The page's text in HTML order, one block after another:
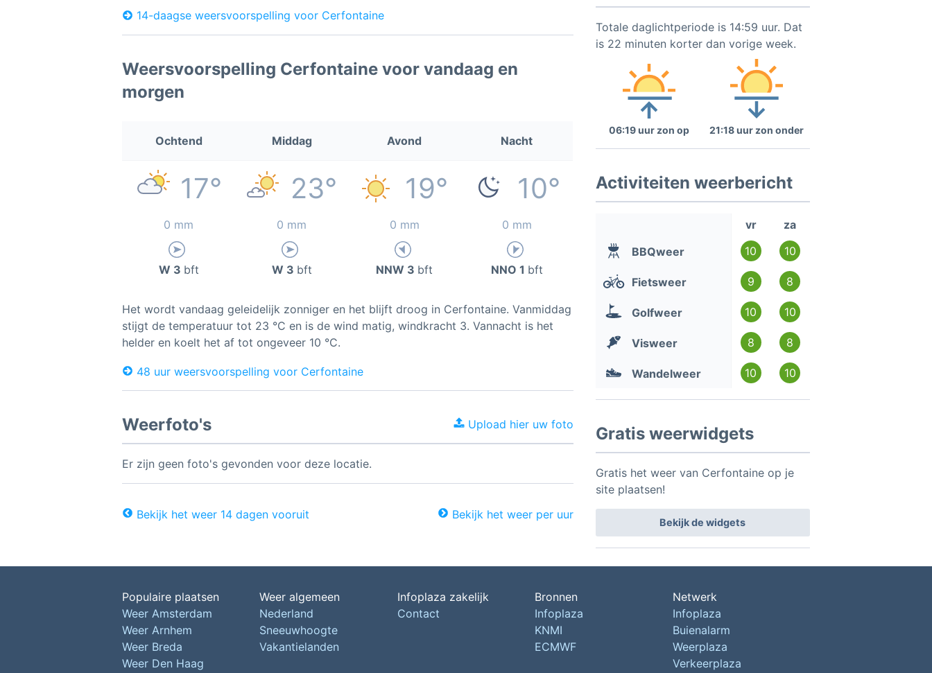
14-daagse weersvoorspelling voor Cerfontaine
Weersvoorspelling Cerfontaine voor vandaag en
morgen
Ochtend Middag Avond Nacht
17° 23° 19° 10°
0 mm 0 mm 0 mm 0 mm
W 3 bft W 3 bft NNW 3 bft NNO 1 bft
Het wordt vandaag geleidelijk zonniger en het blijft droog in Cerfontaine. Vanmiddag
stijgt de temperatuur tot 23 °C en is de wind matig, windkracht 3. Vannacht is het
helder en koelt het af tot ongeveer 10 °C.
48 uur weersvoorspelling voor Cerfontaine
Weerfoto's Upload hier uw foto
Er zijn geen foto's gevonden voor deze locatie.
Bekijk het weer 14 dagen vooruit Bekijk het weer per uur
Totale daglichtperiode is 14:59 uur. Dat
is 22 minuten korter dan vorige week.
06:19 uur zon op 21:18 uur zon onder
Activiteiten weerbericht
vr
za
BBQweer
10 10
Fietsweer 9 8
Golfweer 10 10
Visweer 8 8
Wandelweer 10 10
Gratis weerwidgets
Gratis het weer van Cerfontaine op je
site plaatsen!
Bekijk de widgets
Populaire plaatsen
Weer Amsterdam
Weer Arnhem
Weer Breda
Weer Den Haag
Weer algemeen
Nederland
Sneeuwhoogte
Vakantielanden
Infoplaza zakelijk
Contact
Bronnen
Infoplaza
KNMI
ECMWF
Netwerk
Infoplaza
Buienalarm
Weerplaza
Verkeerplaza